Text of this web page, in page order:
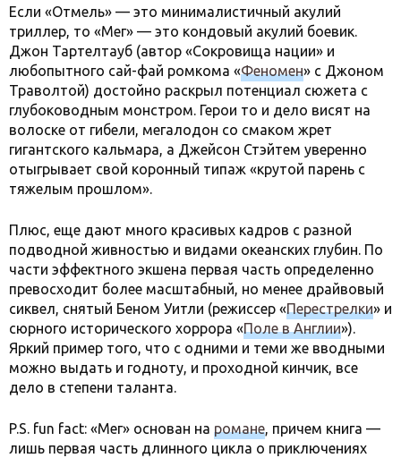
Если «Отмель» — это минималистичный акулий
триллер, то «Мег» — это кондовый акулий боевик.
Джон Тартелтауб (автор «Сокровища нации» и
любопытного сай-фай ромкома «Феномен» с Джоном
Траволтой) достойно раскрыл потенциал сюжета с
глубоководным монстром. Герои то и дело висят на
волоске от гибели, мегалодон со смаком жрет
гигантского кальмара, а Джейсон Стэйтем уверенно
отыгрывает свой коронный типаж «крутой парень с
тяжелым прошлом».
Плюс, еще дают много красивых кадров с разной
подводной живностью и видами океанских глубин. По
части эффектного экшена первая часть определенно
превосходит более масштабный, но менее драйвовый
сиквел, снятый Беном Уитли (режиссер «Перестрелки» и
сюрного исторического хоррора «Поле в Англии»).
Яркий пример того, что с одними и теми же вводными
можно выдать и годноту, и проходной кинчик, все
дело в степени таланта.
P.S. fun fact: «Мег» основан на романе, причем книга —
лишь первая часть длинного цикла о приключениях